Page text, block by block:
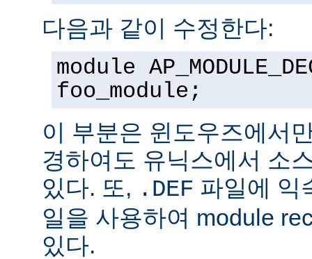
다음과 같이 수정한다:
module
foo_module;
이 부분은 윈도우즈에서
경하여도 유닉스에서 소
있다. 또, .DEF 파일에 익
일을 사용하여 module
있다.